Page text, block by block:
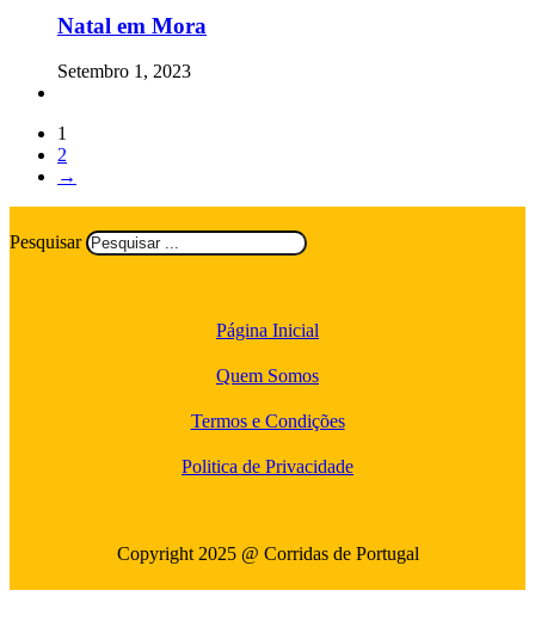
Natal em Mora
Setembro 1, 2023
1
2
→
Pesquisar
Página Inicial
Quem Somos
Termos e Condições
Politica de Privacidade
Copyright 2025 @ Corridas de Portugal